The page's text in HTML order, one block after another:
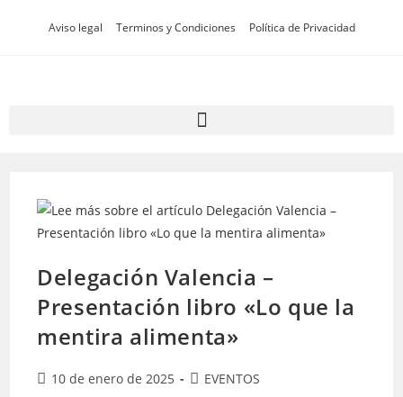
Aviso legal Terminos y Condiciones Política de Privacidad
Delegación Valencia –
Presentación libro «Lo que la
mentira alimenta»
10 de enero de 2025 EVENTOS